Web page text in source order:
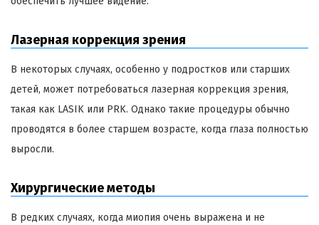
Лазерная коррекция зрения
В некоторых случаях, особенно у подростков или старших
детей, может потребоваться лазерная коррекция зрения,
такая как LASIK или PRK. Однако такие процедуры обычно
проводятся в более старшем возрасте, когда глаза полностью
выросли.
Хирургические методы
В редких случаях, когда миопия очень выражена и не